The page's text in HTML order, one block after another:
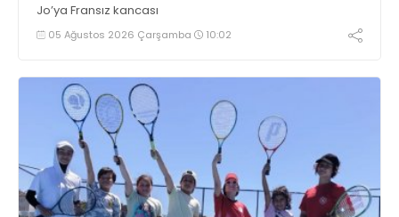
Jo’ya Fransız kancası
05 Ağustos 2026 Çarşamba 10:02